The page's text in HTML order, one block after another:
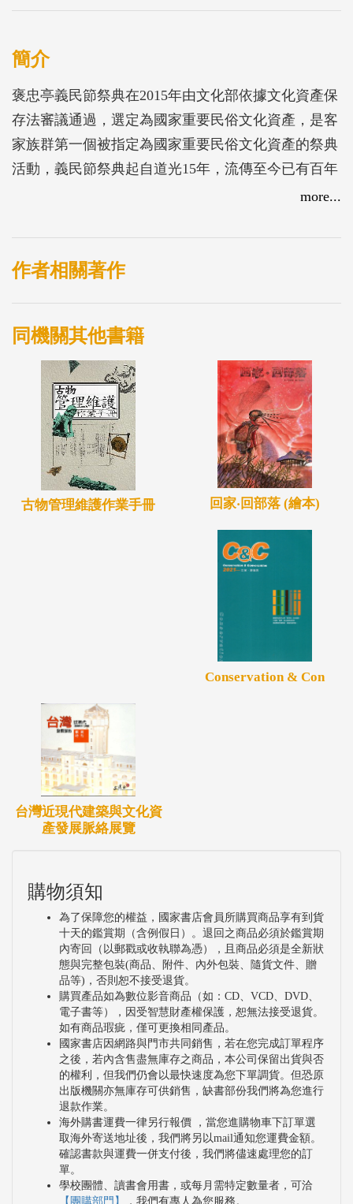
簡介
褒忠亭義民節祭典在2015年由文化部依據文化資產保
存法審議通過，選定為國家重要民俗文化資產，是客
家族群第一個被指定為國家重要民俗文化資產的祭典
活動，義民節祭典起自道光15年，流傳至今已有百年
以上的歷史，每年由桃竹等20個鄉鎮分成15大庄輪流
民廟恭迎義民爺至輪值祭典區奉飯，是義民節祭典與
其他中元祭典最為不同之處。早年帶著義民爺令旗外
及祭拜令旗的信眾，講述早年北臺灣客家移民史及義
民信仰的擴散，從民眾參與祭典的過程，看到義民信
仰如何深入民心，成為臺灣特有的本土信仰。
more...
作者相關著作
同機關其他書籍
古物管理維護作業手冊 回家‧回部落 (繪本)
Conservation & Con
台灣近現代建築與文化資
產發展脈絡展覽
購物須知
為了保障您的權益，國家書店會員所購買商品享有到貨
十天的鑑賞期（含例假日）。退回之商品必須於鑑賞期
內寄回（以郵戳或收執聯為憑），且商品必須是全新狀
態與完整包裝(商品、附件、內外包裝、隨貨文件、贈
品等)，否則恕不接受退貨。
購買產品如為數位影音商品（如：CD、VCD、DVD、
電子書等），因受智慧財產權保護，恕無法接受退貨。
如有商品瑕疵，僅可更換相同產品。
國家書店因網路與門市共同銷售，若在您完成訂單程序
之後，若內含售盡無庫存之商品，本公司保留出貨與否
的權利，但我們仍會以最快速度為您下單調貨。但恐原
出版機關亦無庫存可供銷售，缺書部份我們將為您進行
退款作業。
海外購書運費一律另行報價 ，當您進購物車下訂單選
取海外寄送地址後，我們將另以mail通知您運費金額。
確認書款與運費一併支付後，我們將儘速處理您的訂
單。
學校團體、讀書會用書，或每月需特定數量者，可洽
【團購部門】
，我們有專人為您服務。